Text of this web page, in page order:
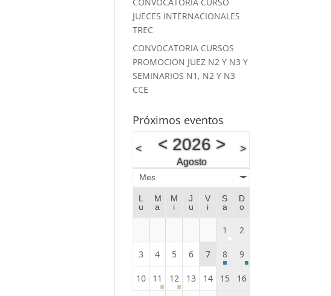
CONVOCATORIA CURSO
JUECES INTERNACIONALES
TREC
CONVOCATORIA CURSOS
PROMOCION JUEZ N2 Y N3 Y
SEMINARIOS N1, N2 Y N3
CCE
Próximos eventos
< <2026 >
Agosto
>
Mes
L
u
M
a
M
i
J
u
V
i
S
a
D
o
1 2
3 4 5 6 7 8 9
10 11 12 13 14 15 16